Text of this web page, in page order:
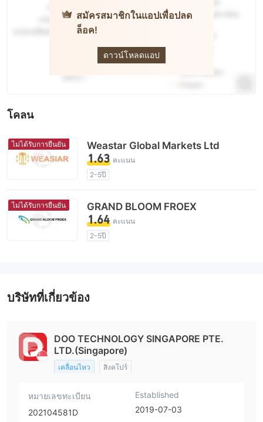
สมัครสมาชิกในแอปเพื่อปลด
ล็อค!
ดาวน์โหลดแอป
โคลน
ไม่ได้รับการยืนยัน Weastar Global Markets Ltd
1.63 คะแนน
2-5ปี
กลุ่มธุรกิจที่ต้องสงสัย
ระวังความเสี่ยงอันตรายที่อาจจะซ่อนอยู่
ไม่ได้รับการยืนยัน GRAND BLOOM FROEX
1.64 คะแนน
2-5ปี
บริษัทที่เกี่ยวข้อง
DOO TECHNOLOGY SINGAPORE PTE.
LTD.(Singapore)
เคลื่อนไหว สิงคโปร์
หมายเลขทะเบียน
202104581D
Established
2019-07-03